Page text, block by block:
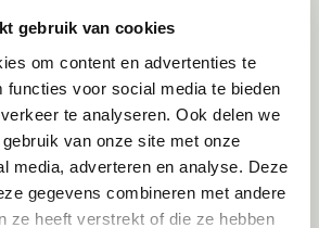
gebruik van cookies
om content en advertenties te
functies voor social media te bieden
te analyseren. Ook delen we
van onze site met onze
media, adverteren en analyse. Deze
gegevens combineren met andere
ze heeft verstrekt of die ze hebben